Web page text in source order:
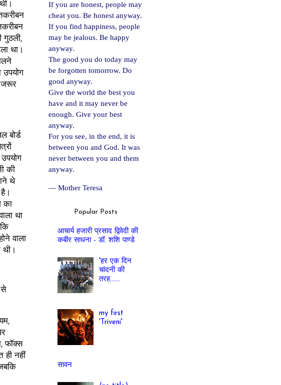
गुठली,
था।
जरूर
बोर्ड
की
थे
का
था
वाला
से
फॉक्स
ही नहीं
If you are honest, people may
cheat you. Be honest anyway.
If you find happiness, people
may be jealous. Be happy
anyway.
The good you do today may
be forgotten tomorrow. Do
good anyway.
Give the world the best you
have and it may never be
enough. Give your best
anyway.
For you see, in the end, it is
between you and God. It was
never between you and them
anyway.
― Mother Teresa
Popular Posts
आचार्य हजारी प्रसाद द्विवेदी की
कबीर साधना - डॉ. शशि पाण्डे
'हर एक दिन
चांदनी की
तरह.......
my first
'Triveni'
सावन